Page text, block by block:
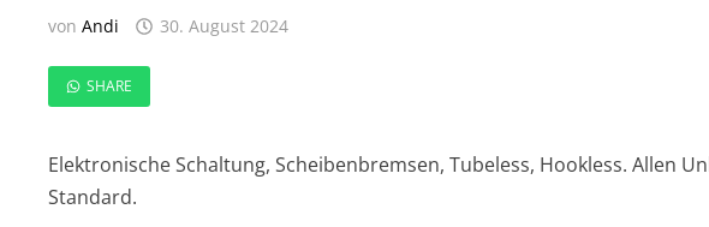
vonAndi 30. August 2024
SHARE
Elektronische Schaltung, Scheibenbremsen, Tubeless, Hookless. Allen
Standard.